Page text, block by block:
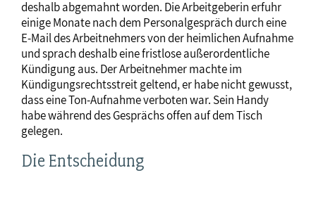
deshalb abgemahnt worden. Die Arbeitgeberin erfuhr
einige Monate nach dem Personalgespräch durch eine
E-Mail des Arbeitnehmers von der heimlichen Aufnahme
und sprach deshalb eine fristlose außerordentliche
Kündigung aus. Der Arbeitnehmer machte im
Kündigungsrechtsstreit geltend, er habe nicht gewusst,
dass eine Ton-Aufnahme verboten war. Sein Handy
habe während des Gesprächs offen auf dem Tisch
gelegen.
Die Entscheidung